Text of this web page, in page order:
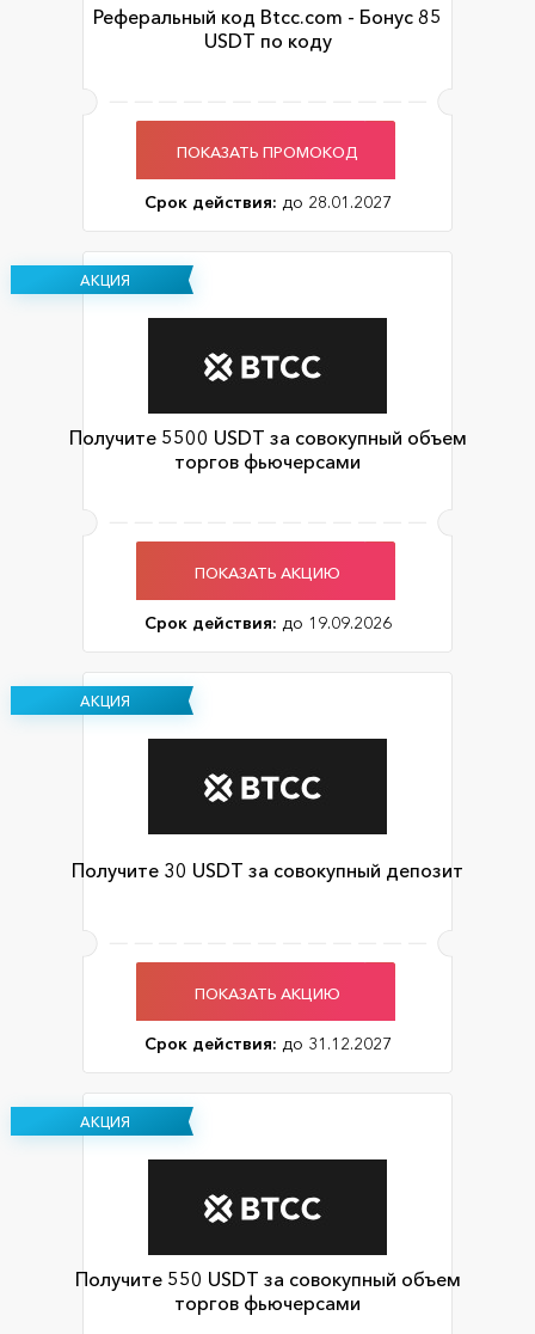
Реферальный код Btcc.com - Бонус 85
USDT по коду
ПОКАЗАТЬ ПРОМОКОД
Срок действия: до 28.01.2027
АКЦИЯ
Получите 5500 USDT за совокупный объем
торгов фьючерсами
ПОКАЗАТЬ АКЦИЮ
Срок действия: до 19.09.2026
АКЦИЯ
Получите 30 USDT за совокупный депозит
ПОКАЗАТЬ АКЦИЮ
Срок действия: до 31.12.2027
АКЦИЯ
Получите 550 USDT за совокупный объем
торгов фьючерсами